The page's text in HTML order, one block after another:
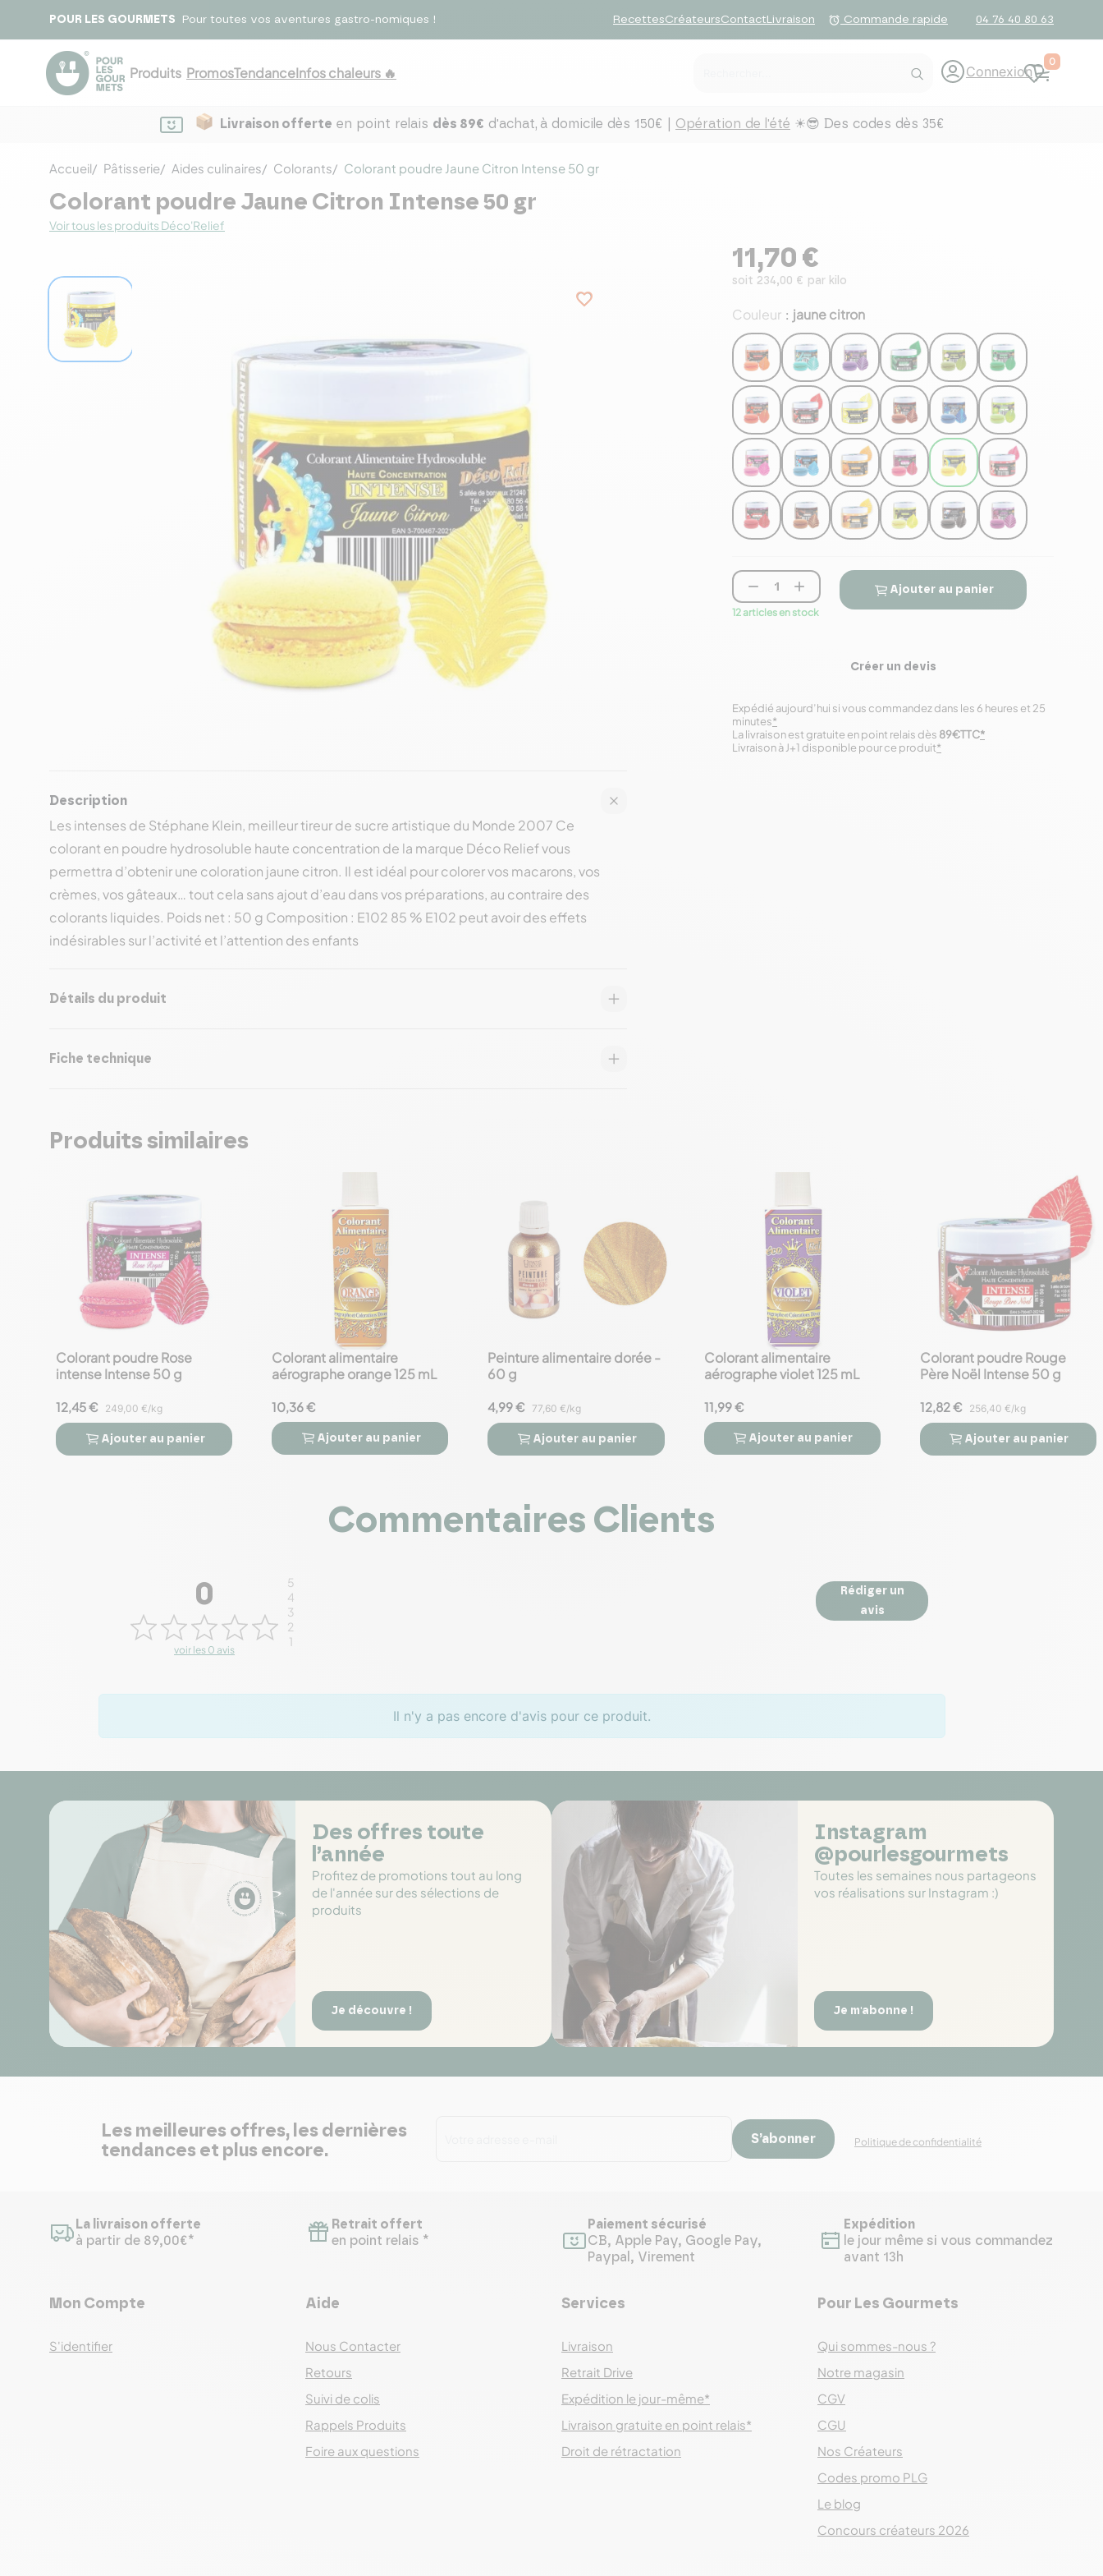
POUR LES GOURMETS Pour toutes vos aventures gastro-nomiques ! RecettesCréateursContactLivraison alarm Commande rapide 04 76 40 80 63
Produits PromosTendanceInfos chaleurs 🔥 Connexion
0
Livraison offerte en point relais dès 89€ d'achat, à domicile dès 150€ | Opération de l'été ☀😎 Des codes dès 35€
Accueil Pâtisserie Aides culinaires Colorants Colorant poudre Jaune Citron Intense 50 gr
Colorant poudre Jaune Citron Intense 50 gr
Voir tous les produits Déco'Relief
favorite_border
11,70 €
soit 234,00 € par kilo
Couleur : jaune citron
 
12 articles en stock
Ajouter au panier
Créer un devis
Expédié aujourd’hui si vous commandez dans les 6 heures et 25
minutes*
Livraison à J+1 disponible pour ce produit*
La livraison est gratuite en point relais dès 89€TTC*
Description
Les intenses de Stéphane Klein, meilleur tireur de sucre artistique du Monde 2007 Ce
colorant en poudre hydrosoluble haute concentration de la marque Déco Relief vous
permettra d’obtenir une coloration jaune citron. Il est idéal pour colorer vos macarons, vos
crèmes, vos gâteaux… tout cela sans ajout d’eau dans vos préparations, au contraire des
colorants liquides. Poids net : 50 g Composition : E102 85 % E102 peut avoir des effets
indésirables sur l’activité et l’attention des enfants
Détails du produit
Fiche technique
Produits similaires
favorite_border
Colorant poudre Rose
intense Intense 50 g
12,45 € 249,00 €/kg
 
Ajouter au panier
favorite_border
Colorant alimentaire
aérographe orange 125 mL
10,36 €
 
Ajouter au panier
favorite_border
Peinture alimentaire dorée -
60 g
4,99 € 77,60 €/kg
 
Ajouter au panier
favorite_border
Colorant alimentaire
aérographe violet 125 mL
11,99 €
 
Ajouter au panier
favorite_border
Colorant poudre Rouge
Père Noël Intense 50 g
12,82 € 256,40 €/kg
 
Ajouter au panier
Commentaires Clients
0
voir les 0 avis
5
4
3
2
1
Rédiger un
avis
Il n'y a pas encore d'avis pour ce produit.
Des offres toute
l’année
Profitez de promotions tout au long
de l'année sur des sélections de
produits
Je découvre !
Instagram
@pourlesgourmets
Toutes les semaines nous partageons
vos réalisations sur Instagram :)
Je m'abonne !
Les meilleures offres, les dernières
tendances et plus encore.
S’abonner Politique de confidentialité
La livraison offerte
à partir de 89,00€*
Retrait offert
en point relais *
Paiement sécurisé
CB, Apple Pay, Google Pay,
Paypal, Virement
Expédition
le jour même si vous commandez
avant 13h
Mon Compte
S'identifier
Aide
Nous Contacter
Retours
Suivi de colis
Rappels Produits
Foire aux questions
Services
Livraison
Retrait Drive
Expédition le jour-même*
Livraison gratuite en point relais*
Droit de rétractation
Pour Les Gourmets
Qui sommes-nous ?
Notre magasin
CGV
CGU
Nos Créateurs
Codes promo PLG
Le blog
Concours créateurs 2026